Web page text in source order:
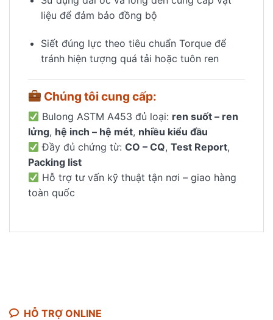
liệu để đảm bảo đồng bộ
Siết đúng lực theo tiêu chuẩn Torque để
tránh hiện tượng quá tải hoặc tuôn ren
Chúng tôi cung cấp:
Bulong ASTM A453 đủ loại: ren suốt – ren
lửng, hệ inch – hệ mét, nhiều kiểu đầu
Đầy đủ chứng từ:CO – CQ,Test Report,
Packing list
Hỗ trợ tư vấn kỹ thuật tận nơi – giao hàng
toàn quốc
HỖ TRỢ ONLINE